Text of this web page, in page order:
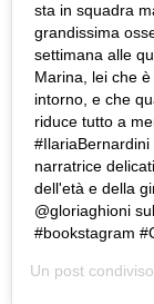
sta in squadra
grandissima
settimana alle
Marina, lei che
intorno, e che
riduce tutto a
narratrice
dell'età e della
@gloriaghioni
#bookstagram
Un post